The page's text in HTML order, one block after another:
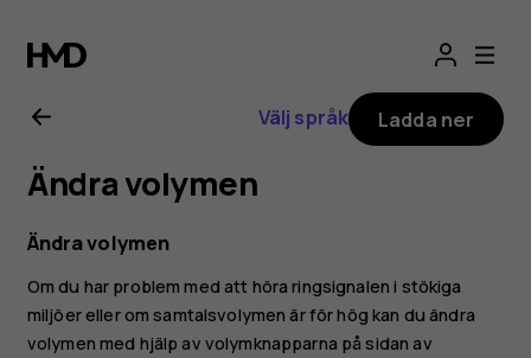
för
Nokia
8.1
Välj språk Ladda ner
Ändra volymen
Ändra volymen
Om du har problem med att höra ringsignalen i stökiga
miljöer eller om samtalsvolymen är för hög kan du ändra
volymen med hjälp av volymknapparna på sidan av